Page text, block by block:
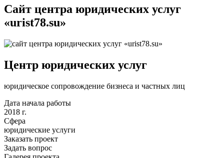
Сайт центра юридических услуг
«urist78.su»
Центр юридических услуг
юридическое сопровождение бизнеса и частных лиц
Дата начала работы
2018 г.
Сфера
юридические услуги
Заказать проект
Задать вопрос